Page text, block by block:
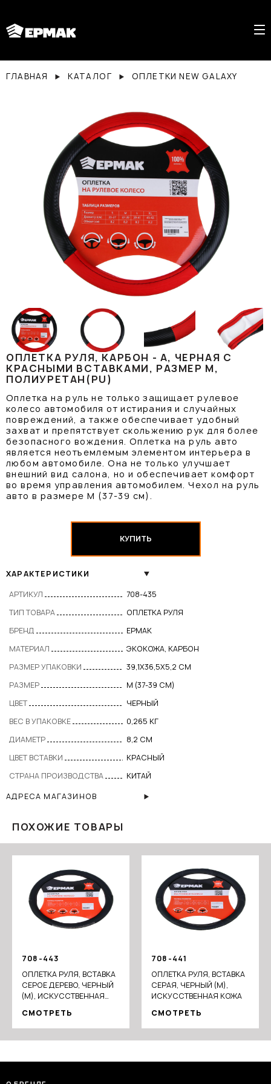
ГЛАВНАЯ КАТАЛОГ ОПЛЕТКИ NEW GALAXY
ОПЛЕТКА РУЛЯ, КАРБОН - А, ЧЕРНАЯ С
КРАСНЫМИ ВСТАВКАМИ, РАЗМЕР М,
ПОЛИУРЕТАН(PU)
Оплетка на руль не только защищает рулевое
колесо автомобиля от истирания и случайных
повреждений, а также обеспечивает удобный
захват и препятствует скольжению рук для более
безопасного вождения. Оплетка на руль авто
является неотъемлемым элементом интерьера в
любом автомобиле. Она не только улучшает
внешний вид салона, но и обеспечивает комфорт
во время управления автомобилем. Чехол на руль
авто в размере М (37-39 см).
КУПИТЬ
ХАРАКТЕРИСТИКИ
АРТИКУЛ
708-435
ТИП ТОВАРА
ОПЛЕТКА РУЛЯ
БРЕНД
ЕРМАК
МАТЕРИАЛ
ЭКОКОЖА, КАРБОН
РАЗМЕР УПАКОВКИ
39,1Х36,5Х5,2 СМ
РАЗМЕР
M (37-39 СМ)
ЦВЕТ
ЧЕРНЫЙ
ВЕС В УПАКОВКЕ
0,265 КГ
ДИАМЕТР
8,2 СМ
ЦВЕТ ВСТАВКИ
КРАСНЫЙ
СТРАНА ПРОИЗВОДСТВА
КИТАЙ
АДРЕСА МАГАЗИНОВ
ПОХОЖИЕ ТОВАРЫ
708-443
ОПЛЕТКА РУЛЯ, ВСТАВКА
СЕРОЕ ДЕРЕВО, ЧЕРНЫЙ
(М), ИСКУССТВЕННАЯ
СМОТРЕТЬ
708-441
ОПЛЕТКА РУЛЯ, ВСТАВКА
СЕРАЯ, ЧЕРНЫЙ (М),
ИСКУССТВЕННАЯ КОЖА
СМОТРЕТЬ